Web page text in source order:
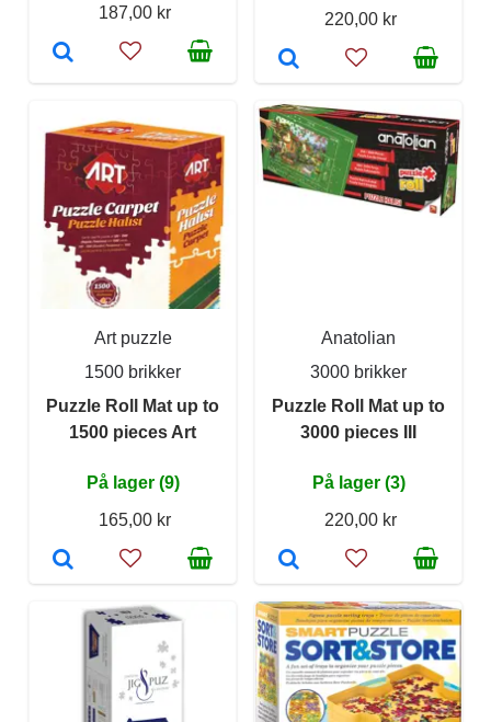
187,00 kr
220,00 kr
Art puzzle
1500 brikker
Puzzle Roll Mat up to
1500 pieces Art
På lager (9)
165,00 kr
Anatolian
3000 brikker
Puzzle Roll Mat up to
3000 pieces III
På lager (3)
220,00 kr